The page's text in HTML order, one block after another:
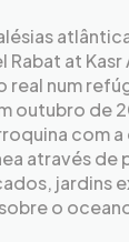
Rabat at
real num
outubro de
com
através de
jardins
o